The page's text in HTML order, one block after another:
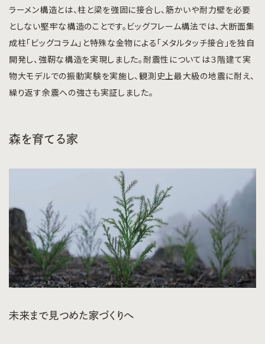
ラーメン構造とは、柱と梁を強固に接合し、筋かいや耐力壁を必要
としない堅牢な構造のことです。ビッグフレーム構法では、大断面集
成柱「ビッグコラム」と特殊な金物による「メタルタッチ接合」を独自
開発し、強靭な構造を実現しました。耐震性については３階建て実
物大モデルでの振動実験を実施し、観測史上最大級の地震に耐え、
繰り返す余震への強さも実証しました。
森を育てる家
未来まで見つめた家づくりへ